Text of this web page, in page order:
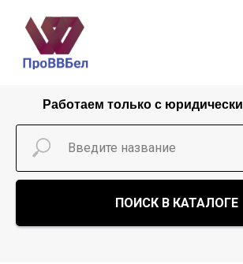
Работаем только с
ПОИСК В КАТАЛОГЕ